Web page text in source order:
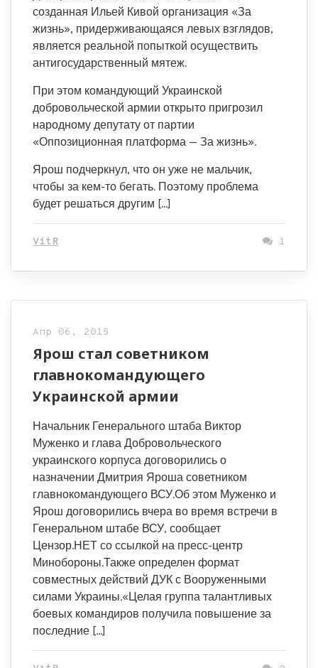
созданная Ильей Кивой организация «За
жизнь», придерживающаяся левых взглядов,
является реальной попыткой осуществить
антигосударственный мятеж.
При этом командующий Украинской
добровольческой армии открыто пригрозил
народному депутату от партии
«Оппозиционная платформа — За жизнь».
Ярош подчеркнул, что он уже не мальчик,
чтобы за кем-то бегать. Поэтому проблема
будет решаться другим […]
VitR 1
Апр 06, 2015
Ярош стал советником
главнокомандующего
Украинской армии
Начальник Генерального штаба Виктор
Муженко и глава Добровольческого
украинского корпуса договорились о
назначении Дмитрия Яроша советником
главнокомандующего ВСУ.Об этом Муженко и
Ярош договорились вчера во время встречи в
Генеральном штабе ВСУ, сообщает
Цензор.НЕТ со ссылкой на пресс-центр
Минобороны.Также определен формат
совместных действий ДУК с Вооруженными
силами Украины.«Целая группа талантливых
боевых командиров получила повышение за
последние […]